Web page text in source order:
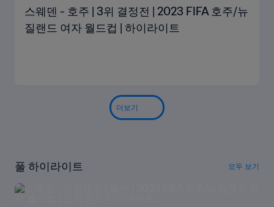
스웨덴 - 호주 | 3위 결정전 | 2023 FIFA 호주/뉴
질랜드 여자 월드컵 | 하이라이트
더보기
풀 하이라이트 모두 보기